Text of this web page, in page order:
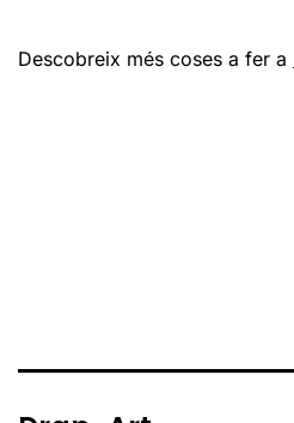
Descobreix més coses a fer a